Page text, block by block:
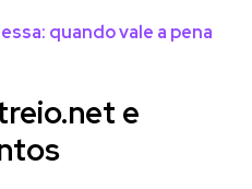
quando vale a pena
e